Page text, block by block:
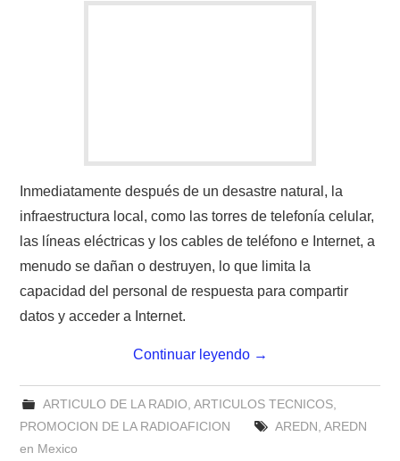
Inmediatamente después de un desastre natural, la
infraestructura local, como las torres de telefonía celular,
las líneas eléctricas y los cables de teléfono e Internet, a
menudo se dañan o destruyen, lo que limita la
capacidad del personal de respuesta para compartir
datos y acceder a Internet.
Continuar leyendo →
ARTICULO DE LA RADIO, ARTICULOS TECNICOS,
PROMOCION DE LA RADIOAFICION
AREDN, AREDN
en Mexico